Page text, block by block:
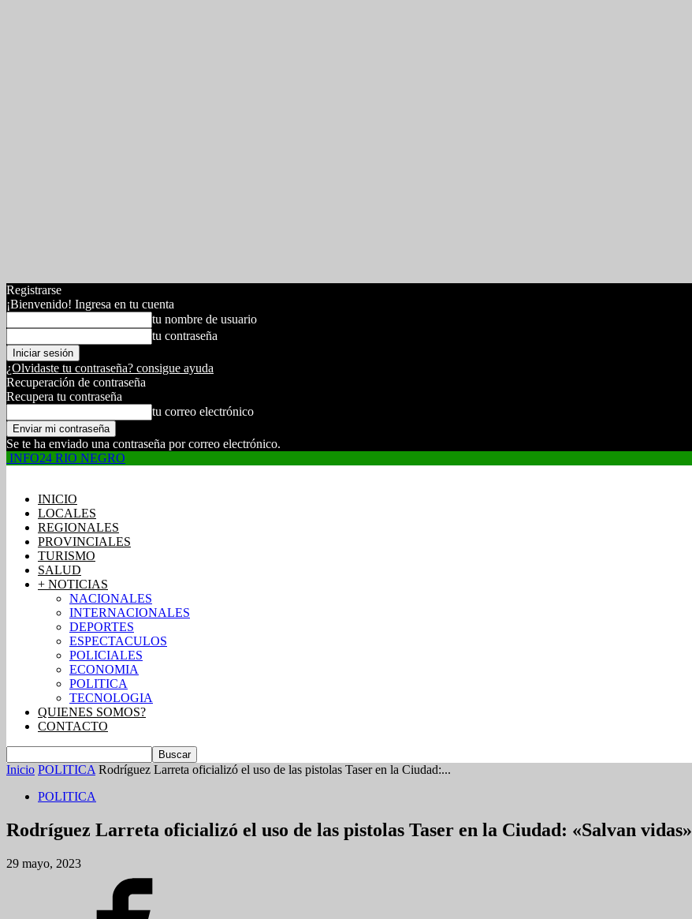
Registrarse
¡Bienvenido! Ingresa en tu cuenta
tu nombre de usuario
tu contraseña
¿Olvidaste tu contraseña? consigue ayuda
Recuperación de contraseña
Recupera tu contraseña
tu correo electrónico
Se te ha enviado una contraseña por correo electrónico.
INFO24 RIO NEGRO
INICIO
LOCALES
REGIONALES
PROVINCIALES
TURISMO
SALUD
+ NOTICIAS
NACIONALES
INTERNACIONALES
DEPORTES
ESPECTACULOS
POLICIALES
ECONOMIA
POLITICA
TECNOLOGIA
QUIENES SOMOS?
CONTACTO
Inicio POLITICA Rodríguez Larreta oficializó el uso de las pistolas Taser en la Ciudad:...
POLITICA
Rodríguez Larreta oficializó el uso de las pistolas Taser en la Ciudad: «Salvan vidas»
29 mayo, 2023